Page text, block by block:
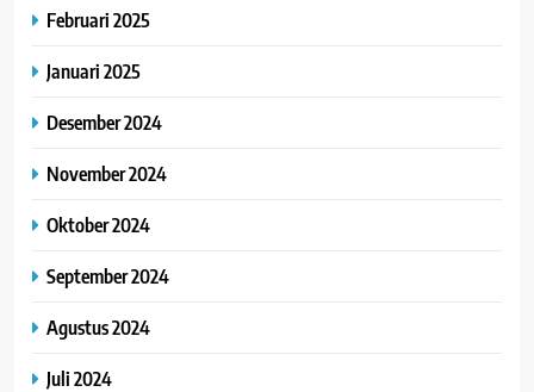
Februari 2025
Januari 2025
Desember 2024
November 2024
Oktober 2024
September 2024
Agustus 2024
Juli 2024